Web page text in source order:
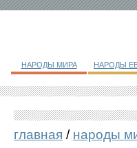
НАРОДЫ МИРА НАРОДЫ
главная / народы